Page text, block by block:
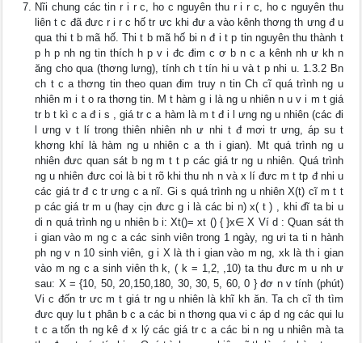
Nĩi chung các tin r i r c, ho c nguyên thu r i r c, ho c nguyên thu
liên t c đã đưc r i r c hố tr ưc khi đư a vào kênh thơng th ưng đ u
qua thi t b mã hố. Thi t b mã hố bi n đ i t p tin nguyên thu thành t
p h p nh ng tin thích h p v i đc đim c ơ b n c a kênh nh ư kh n
ăng cho qua (thơng lưng), tính ch t tín hi u và t p nhi u. 1.3.2 Bn
ch t c a thơng tin theo quan đim truy n tin Ch cĩ quá trình ng u
nhiên m i t o ra thơng tin. M t hàm g i là ng u nhiên n u v i m t giá
tr b t kì c a đ i s , giá tr c a hàm là m t đ i l ưng ng u nhiên (các đi
l ưng v t lí trong thiên nhiên nh ư nhi t đ mơi tr ưng, áp su t
khơng khí là hàm ng u nhiên c a th i gian). Mt quá trình ng u
nhiên đưc quan sát b ng m t t p các giá tr ng u nhiên. Quá trình
ng u nhiên đưc coi là bi t rõ khi thu nh n và x lí đưc m t tp đ nhi u
các giá tr đ c tr ưng c a nĩ. Gi s quá trình ng u nhiên X(t) cĩ m t t
p các giá tr m u (hay cịn đưc g i là các bi n) x( t ) , khi đĩ ta bi u
di n quá trình ng u nhiên b i: Xt()= xt () { }x∈ X Ví d : Quan sát th
i gian vào m ng c a các sinh viên trong 1 ngày, ng ưi ta ti n hành
ph ng v n 10 sinh viên, g i X là th i gian vào m ng, xk là th i gian
vào m ng c a sinh viên th k, ( k = 1,2, ,10) ta thu đưc m u nh ư
sau: X = {10, 50, 20,150,180, 30, 30, 5, 60, 0 } đơ n v tính (phút)
Vi c đốn tr ưc m t giá tr ng u nhiên là khĩ kh ăn. Ta ch cĩ th tìm
đưc quy lu t phân b c a các bi n thơng qua vi c áp d ng các qui lu
t c a tốn th ng kê đ x lý các giá tr c a các bi n ng u nhiên mà ta